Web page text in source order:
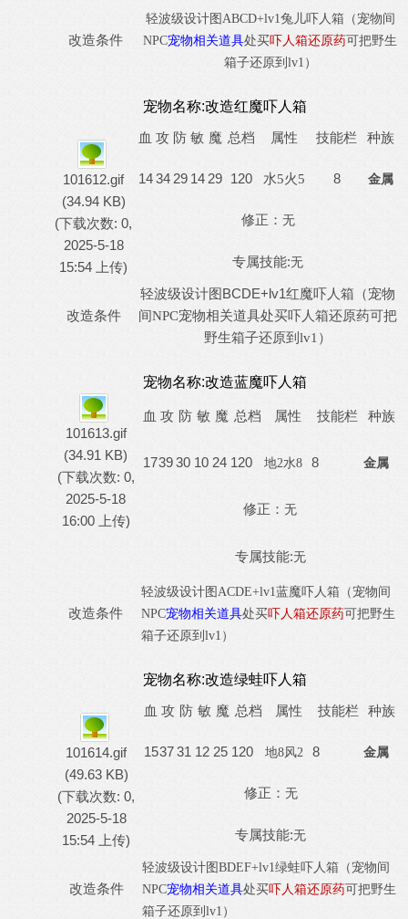
改造条件
轻波级设计图 ABCD+lv1兔儿吓人箱（宠物间
NPC宠物相关道具处买吓人箱还原药可把野生
箱子还原到 lv1）
宠物名称:改造红魔吓人箱
101612.gif
(34.94 KB)
(下载次数: 0,
2025-5-18
15:54 上传)
血 攻 防 敏 魔 总档 属性 技能栏 种族
14 34 29 14 29 120 水5火5 8 金属
修正： 无
专属技能:无
改造条件
轻波级设计图 BCDE+lv1红魔吓人箱（宠物
间NPC宠物相关道具处买吓人箱还原药可把
野生箱子还原到 lv1）
宠物名称:改造蓝魔吓人箱
101613.gif
(34.91 KB)
(下载次数: 0,
2025-5-18
16:00 上传)
血 攻 防 敏 魔 总档 属性 技能栏 种族
173930 10 24 120 地2水8 8 金属
修正： 无
专属技能:无
改造条件
轻波级设计图 ACDE+lv1蓝魔吓人箱（宠物间
NPC宠物相关道具处买吓人箱还原药可把野生
箱子还原到 lv1）
宠物名称:改造绿蛙吓人箱
101614.gif
(49.63 KB)
(下载次数: 0,
2025-5-18
15:54 上传)
血 攻 防 敏 魔 总档 属性 技能栏 种族
153731 12 25 120 地8风2 8 金属
修正： 无
专属技能:无
改造条件
轻波级设计图 BDEF+lv1绿蛙吓人箱（宠物间
NPC宠物相关道具处买吓人箱还原药可把野生
箱子还原到 lv1）